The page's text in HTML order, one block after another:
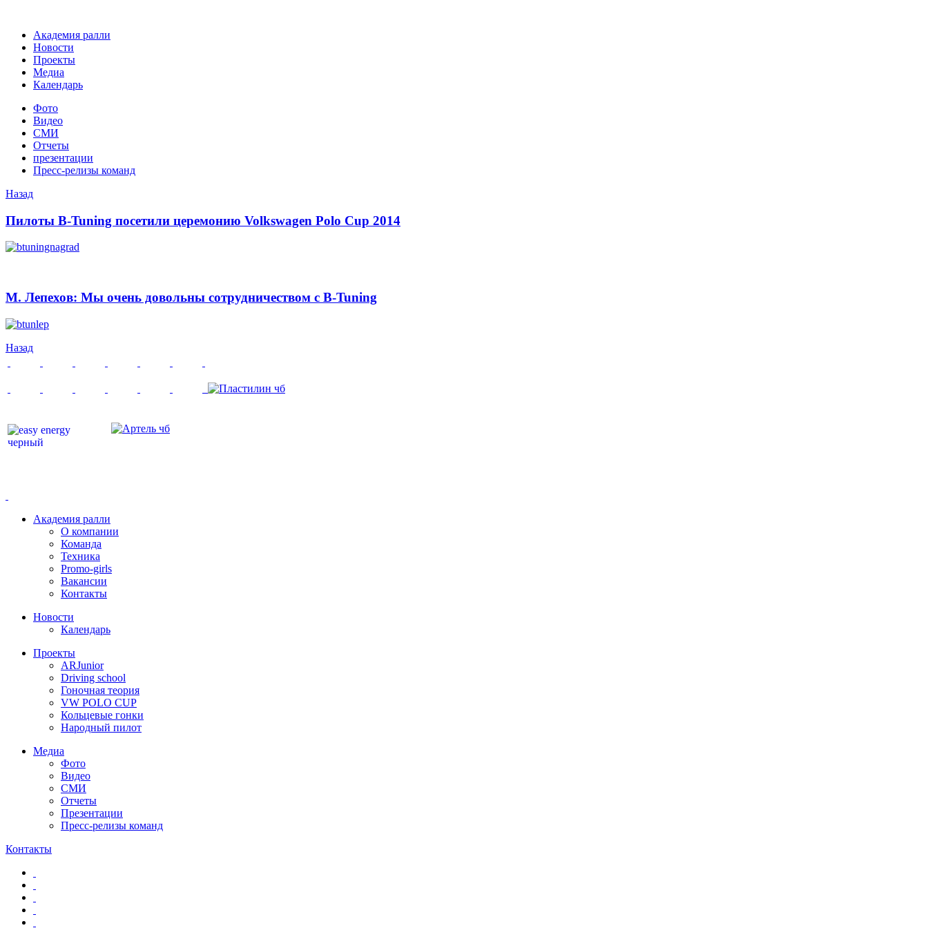
Академия ралли
Новости
Проекты
Медиа
Календарь
Фото
Видео
СМИ
Отчеты
презентации
Пресс-релизы команд
Назад
Пилоты B-Tuning посетили церемонию Volkswagen Polo Cup 2014
М. Лепехов: Мы очень довольны сотрудничеством с B-Tuning
Назад
Академия ралли
О компании
Команда
Техника
Promo-girls
Вакансии
Контакты
Новости
Календарь
Проекты
ARJunior
Driving school
Гоночная теория
VW POLO CUP
Кольцевые гонки
Народный пилот
Медиа
Фото
Видео
СМИ
Отчеты
Презентации
Пресс-релизы команд
Контакты